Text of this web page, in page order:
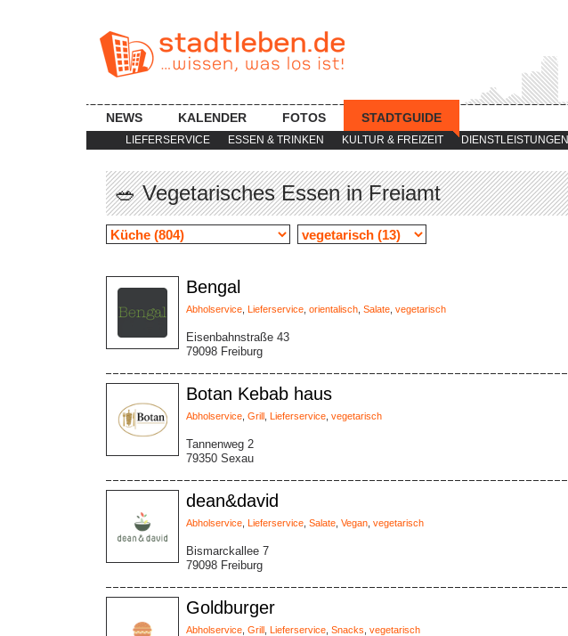
LIEFERSERVICE ESSEN & TRINKEN KULTUR & FREIZEIT DIENSTLEISTUNGEN
NEWS KALENDER FOTOS STADTGUIDE
🥗 Vegetarisches Essen in Freiamt
Bengal
Abholservice Lieferservice orientalisch Salate vegetarisch
Eisenbahnstraße 43
79098 Freiburg
Botan Kebab haus
Abholservice Grill Lieferservice vegetarisch
Tannenweg 2
79350 Sexau
dean&david
Abholservice Lieferservice Salate Vegan vegetarisch
Bismarckallee 7
79098 Freiburg
Goldburger
Abholservice Grill Lieferservice Snacks vegetarisch